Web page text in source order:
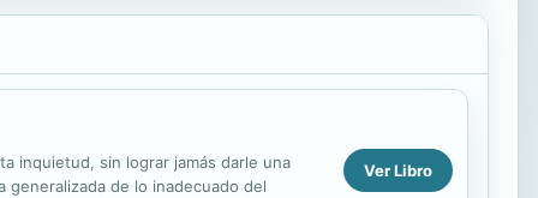
inquietud, sin lograr jamás darle una
de lo inadecuado del
Ver Libro